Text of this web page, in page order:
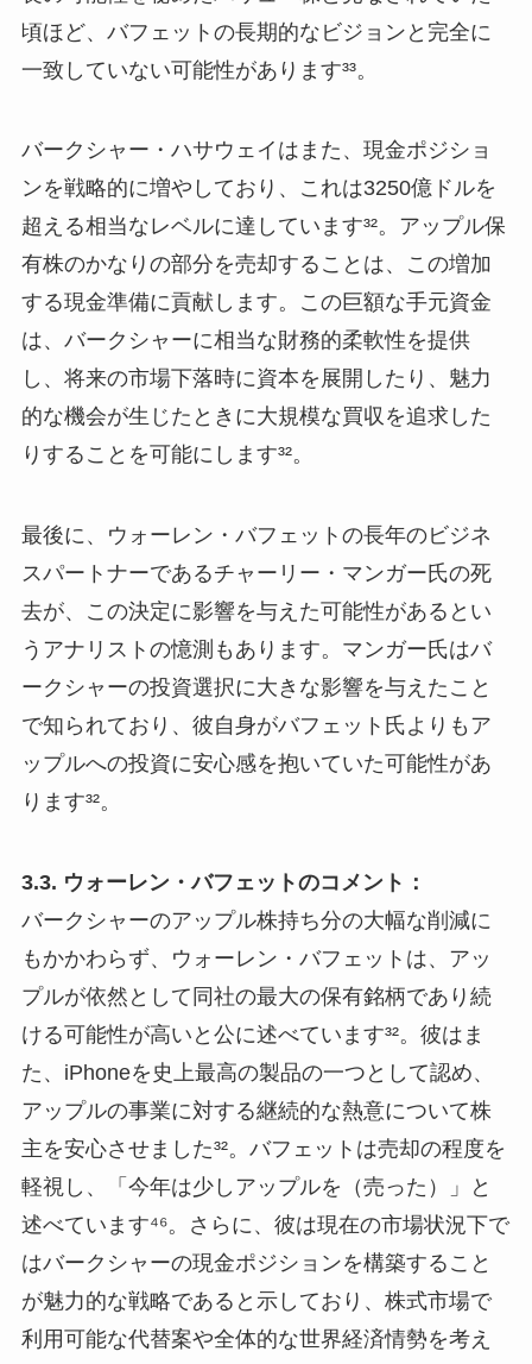
頃ほど、バフェットの長期的なビジョンと完全に
一致していない可能性があります³³。
バークシャー・ハサウェイはまた、現金ポジショ
ンを戦略的に増やしており、これは3250億ドルを
超える相当なレベルに達しています³²。アップル保
有株のかなりの部分を売却することは、この増加
する現金準備に貢献します。この巨額な手元資金
は、バークシャーに相当な財務的柔軟性を提供
し、将来の市場下落時に資本を展開したり、魅力
的な機会が生じたときに大規模な買収を追求した
りすることを可能にします³²。
最後に、ウォーレン・バフェットの長年のビジネ
スパートナーであるチャーリー・マンガー氏の死
去が、この決定に影響を与えた可能性があるとい
うアナリストの憶測もあります。マンガー氏はバ
ークシャーの投資選択に大きな影響を与えたこと
で知られており、彼自身がバフェット氏よりもア
ップルへの投資に安心感を抱いていた可能性があ
ります³²。
3.3. ウォーレン・バフェットのコメント：
バークシャーのアップル株持ち分の大幅な削減に
もかかわらず、ウォーレン・バフェットは、アッ
プルが依然として同社の最大の保有銘柄であり続
ける可能性が高いと公に述べています³²。彼はま
た、iPhoneを史上最高の製品の一つとして認め、
アップルの事業に対する継続的な熱意について株
主を安心させました³²。バフェットは売却の程度を
軽視し、「今年は少しアップルを（売った）」と
述べています⁴⁶。さらに、彼は現在の市場状況下で
はバークシャーの現金ポジションを構築すること
が魅力的な戦略であると示しており、株式市場で
利用可能な代替案や全体的な世界経済情勢を考え